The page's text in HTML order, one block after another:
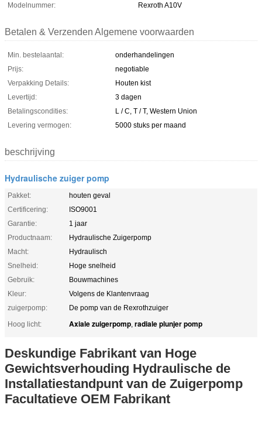
Modelnummer:
Rexroth A10V
Betalen & Verzenden Algemene voorwaarden
Min. bestelaantal:
onderhandelingen
Prijs:
negotiable
Verpakking Details:
Houten kist
Levertijd:
3 dagen
Betalingscondities:
L / C, T / T, Western Union
Levering vermogen:
5000 stuks per maand
beschrijving
Hydraulische zuiger pomp
Pakket:
houten geval
Certificering:
ISO9001
Garantie:
1 jaar
Productnaam:
Hydraulische Zuigerpomp
Macht:
Hydraulisch
Snelheid:
Hoge snelheid
Gebruik:
Bouwmachines
Kleur:
Volgens de Klantenvraag
zuigerpomp:
De pomp van de Rexrothzuiger
Hoog licht:
Axiale zuigerpomp, radiale plunjer pomp
Deskundige Fabrikant van Hoge
Gewichtsverhouding Hydraulische de
Installatiestandpunt van de Zuigerpomp
Facultatieve OEM Fabrikant